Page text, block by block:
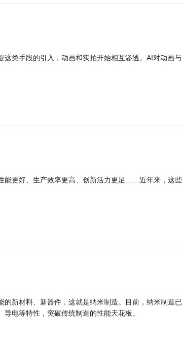
类手段的引入，动画和实拍开始相互渗透。AI对动画
能更好、生产效率更高、创新活力更足……近年来，这
新材料、新器件，这就是纳米制造。目前，纳米制造
电等特性，突破传统制造的性能天花板。